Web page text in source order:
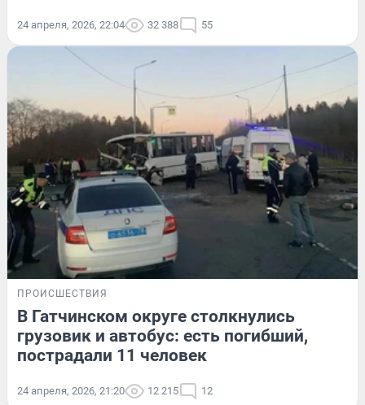
24 апреля, 2026, 22:04 32 388 55
ПРОИСШЕСТВИЯ
В Гатчинском округе столкнулись
грузовик и автобус: есть погибший,
пострадали 11 человек
24 апреля, 2026, 21:20 12 215 12